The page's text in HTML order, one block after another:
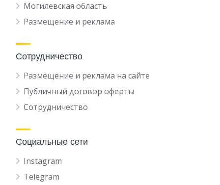
Могилевская область
Размещение и реклама
Сотрудничество
Размещение и реклама на сайте
Публичный договор оферты
Сотрудничество
Социальные сети
Instagram
Telegram